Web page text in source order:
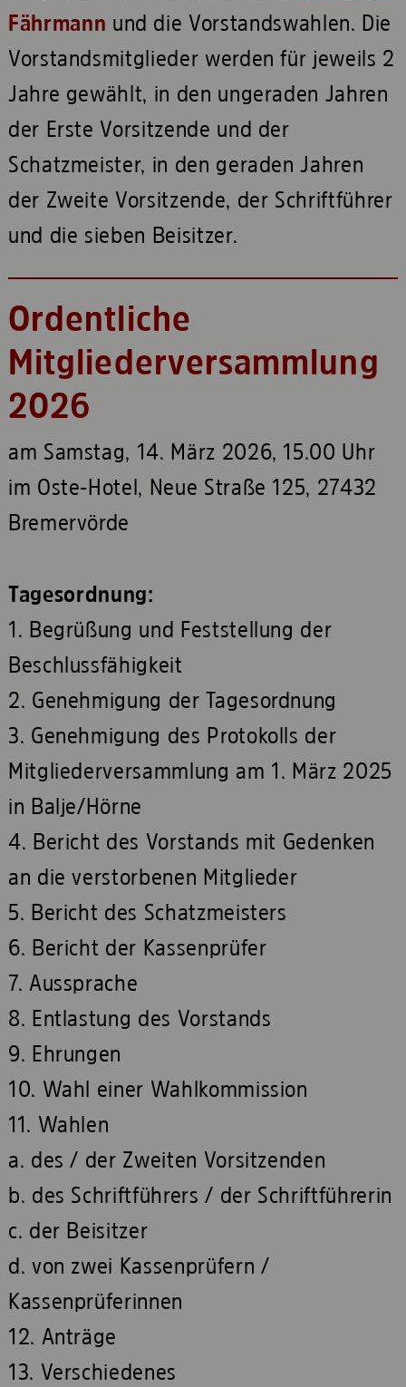
Fährmann und die Vorstandswahlen. Die
Vorstandsmitglieder werden für jeweils 2
Jahre gewählt, in den ungeraden Jahren
der Erste Vorsitzende und der
Schatzmeister, in den geraden Jahren
der Zweite Vorsitzende, der Schriftführer
und die sieben Beisitzer.
Ordentliche
Mitgliederversammlung
2026
am Samstag, 14. März 2026, 15.00 Uhr
im Oste-Hotel, Neue Straße 125, 27432
Bremervörde
Tagesordnung:
1. Begrüßung und Feststellung der
Beschlussfähigkeit
2. Genehmigung der Tagesordnung
3. Genehmigung des Protokolls der
Mitgliederversammlung am 1. März 2025
in Balje/Hörne
4. Bericht des Vorstands mit Gedenken
an die verstorbenen Mitglieder
5. Bericht des Schatzmeisters
6. Bericht der Kassenprüfer
7. Aussprache
8. Entlastung des Vorstands
9. Ehrungen
10. Wahl einer Wahlkommission
11. Wahlen
a. des / der Zweiten Vorsitzenden
b. des Schriftführers / der Schriftführerin
c. der Beisitzer
d. von zwei Kassenprüfern /
Kassenprüferinnen
12. Anträge
13. Verschiedenes